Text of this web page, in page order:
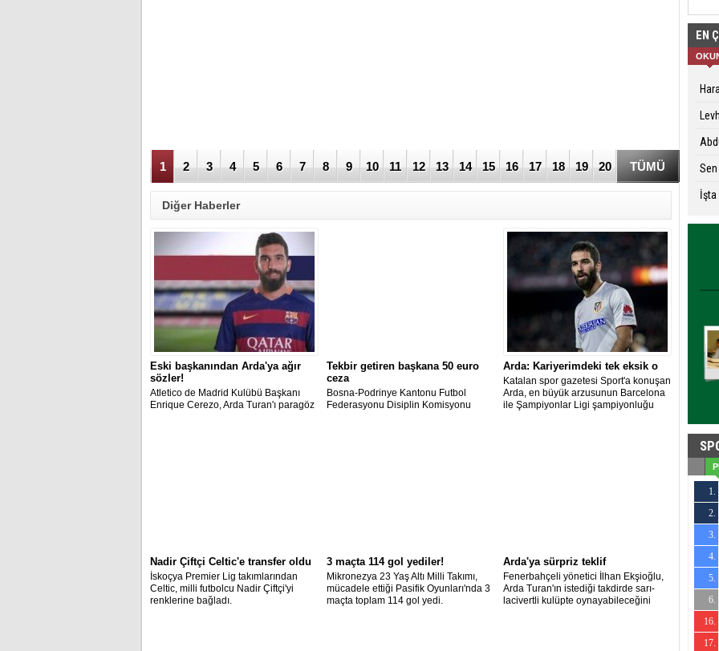
1 2 3 4 5 6 7 8 9 10 11 12 13 14 15 16 17 18 19 20 TÜMÜ
Diğer Haberler
Eski başkanından Arda'ya ağır
sözler!
Atletico de Madrid Kulübü Başkanı
Enrique Cerezo, Arda Turan'ı paragöz
Tekbir getiren başkana 50 euro
ceza
Bosna-Podrinye Kantonu Futbol
Federasyonu Disiplin Komisyonu
Arda: Kariyerimdeki tek eksik o
Katalan spor gazetesi Sport'a konuşan
Arda, en büyük arzusunun Barcelona
ile Şampiyonlar Ligi şampiyonluğu
Nadir Çiftçi Celtic'e transfer oldu
İskoçya Premier Lig takımlarından
Celtic, milli futbolcu Nadir Çiftçi'yi
renklerine bağladı.
3 maçta 114 gol yediler!
Mikronezya 23 Yaş Altı Milli Takımı,
mücadele ettiği Pasifik Oyunları'nda 3
maçta toplam 114 gol yedi.
Arda'ya sürpriz teklif
Fenerbahçeli yönetici İlhan Ekşioğlu,
Arda Turan'ın istediği takdirde sarı-
lacivertli kulüpte oynayabileceğini
EN
İşta
1.
25
2.
31
3.
23
4.
19
5.
10
6.
25
16.
-20
17.